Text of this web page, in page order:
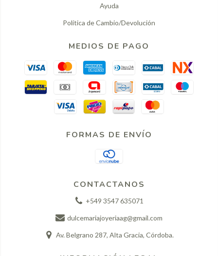
Ayuda
Política de Cambio/Devolución
MEDIOS DE PAGO
FORMAS DE ENVÍO
CONTACTANOS
+549 3547 635071
dulcemariajoyeriaag@gmail.com
Av. Belgrano 287, Alta Gracia, Córdoba.